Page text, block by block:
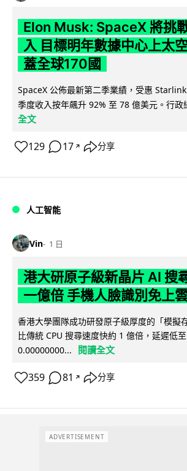
Elon Musk: SpaceX 將挑
入 目標明年數據中心上太
蓋全球170國
SpaceX 公佈最新第二季業績，受惠
季度收入按年飆升 92% 至 78 億美元。行政
全文
129 17 ↗ 分享
人工智能
Vin 1 日
港大研原子級新晶片 AI 搜
一億倍 手機人臉識別免上
香港大學團隊成功研發原子級厚度的「模擬
比傳統 CPU 搜尋速度快約 1 億倍，延遲低
0.00000000...
閱讀全文
359 81 ↗ 分享
ADVERTISEMENT